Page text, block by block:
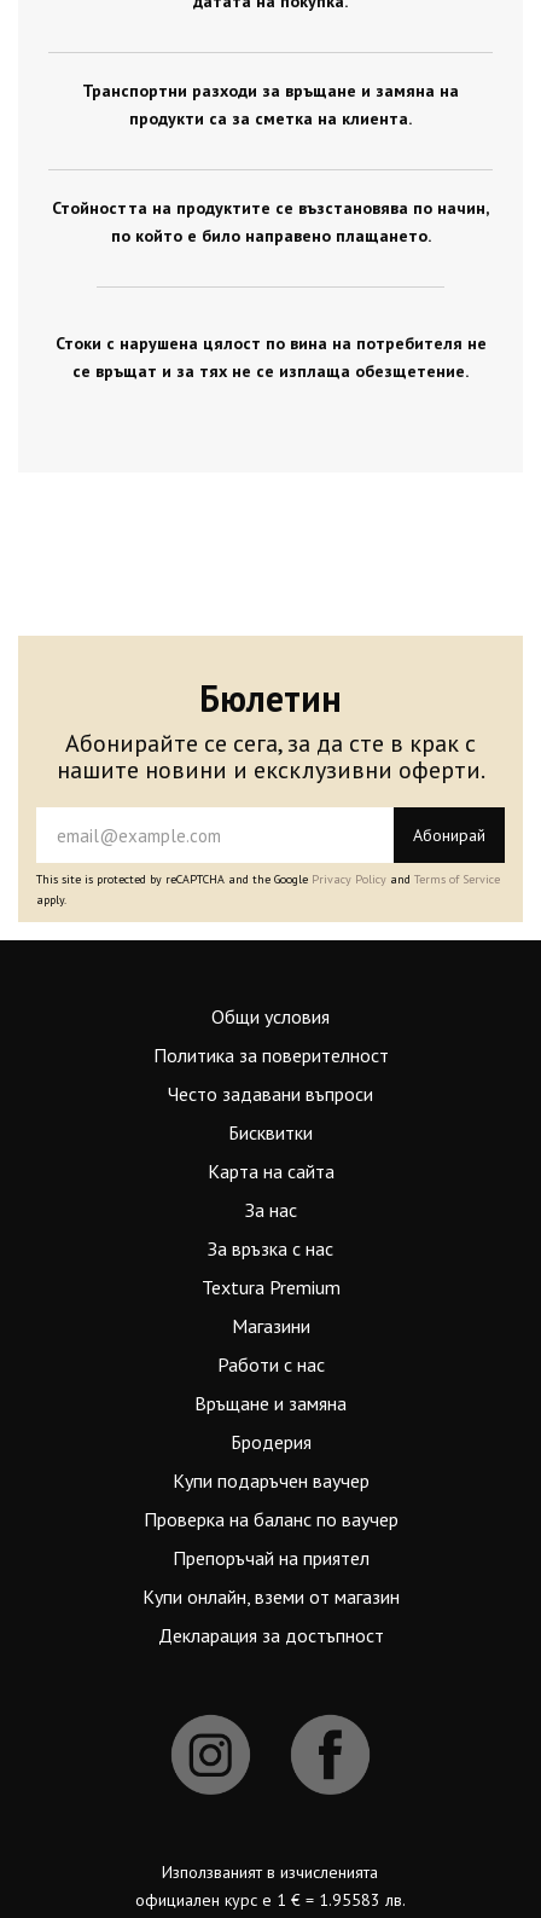
Транспортни разходи за връщане и замяна на
продукти са за сметка на клиента.
Стойността на продуктите се възстановява по начин,
по който е било направено плащането.
Стоки с нарушена цялост по вина на потребителя не
се връщат и за тях не се изплаща обезщетение.
Бюлетин
Абонирайте се сега, за да сте в крак с
нашите новини и ексклузивни оферти.
Абонирай
This site is protected by reCAPTCHA and the Google Privacy Policy and Terms of Service
apply.
Общи условия
Политика за поверителност
Често задавани въпроси
Бисквитки
Карта на сайта
За нас
За връзка с нас
Textura Premium
Магазини
Работи с нас
Връщане и замяна
Бродерия
Купи подаръчен ваучер
Проверка на баланс по ваучер
Препоръчай на приятел
Купи онлайн, вземи от магазин
Декларация за достъпност
Използваният в изчисленията
официален курс е 1 € = 1.95583 лв.